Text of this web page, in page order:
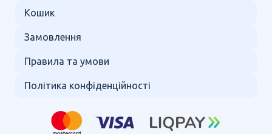
Кошик
Замовлення
Правила та умови
Політика конфіденційності